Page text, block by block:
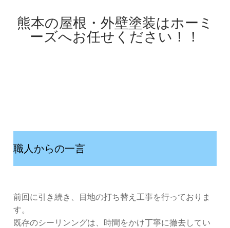
熊本の屋根・外壁塗装はホーミ
ーズへお任せください！！
職人からの一言
前回に引き続き、目地の打ち替え工事を行っておりま
す。
既存のシーリンングは、時間をかけ丁寧に撤去してい